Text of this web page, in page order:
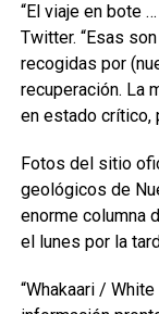
“El viaje en bote
Twitter. “Esas
recogidas por
recuperación. La
en estado crítico,
Fotos del sitio
geológicos de
enorme columna
el lunes por la
“Whakaari /